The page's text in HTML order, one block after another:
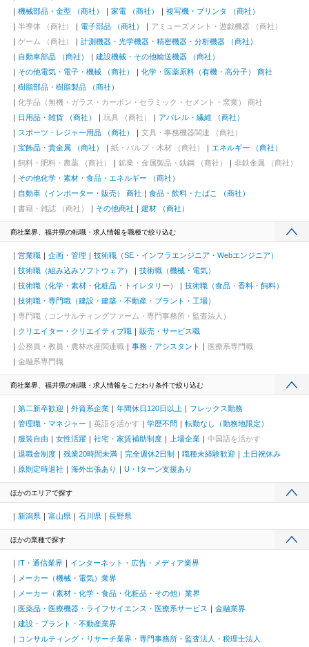
機械部品・金型 （商社）
家電 （商社）
複写機・プリンタ （商社）
半導体 （商社）
電子部品 （商社）
アミューズメント・遊戯機器 （商社）
ゲーム （商社）
計測機器・光学機器・精密機器・分析機器 （商社）
自動車部品 （商社）
建設機械・その他輸送機器 （商社）
その他電気・電子・機械 （商社）
化学・医薬原料（有機・高分子） 商社
樹脂部品・樹脂製品 （商社）
化学品（無機・ガラス・カーボン・セラミック・セメント・窯業） 商社
日用品・雑貨 （商社）
玩具 （商社）
アパレル・繊維 （商社）
スポーツ・レジャー用品 （商社）
文具・事務機器関連 （商社）
宝飾品・貴金属 （商社）
紙・パルプ・木材 （商社）
エネルギー （商社）
飼料・肥料・農薬 （商社）
鉱業・金属製品・鉄鋼 （商社）
非鉄金属 （商社）
その他化学・素材・食品・エネルギー （商社）
自動車（インポーター・販売） 商社
食品・飲料・たばこ （商社）
書籍・雑誌 （商社）
その他商社 建材 （商社）
商社業界、福井県の転職・求人情報を職種で絞り込む
営業職 企画・管理
技術職（SE・インフラエンジニア・Webエンジニア）
技術職（組み込みソフトウェア）
技術職（機械・電気）
技術職（化学・素材・化粧品・トイレタリー）
技術職（食品・香料・飼料）
技術職・専門職（建設・建築・不動産・プラント・工場）
専門職（コンサルティングファーム・専門事務所・監査法人）
クリエイター・クリエイティブ職
販売・サービス職
公務員・教員・農林水産関連職
事務・アシスタント
医療系専門職
金融系専門職
商社業界、福井県の転職・求人情報をこだわり条件で絞り込む
第二新卒歓迎 外資系企業 年間休日120日以上
フレックス勤務
管理職・マネジャー
英語を活かす 学歴不問
転勤なし（勤務地限定）
服装自由
女性活躍 社宅・家賃補助制度 上場企業
中国語を活かす
退職金制度
残業20時間未満 完全週休2日制 職種未経験歓迎
土日祝休み
原則定時退社
海外出張あり U・Iターン支援あり
ほかのエリアで探す
新潟県 富山県 石川県 長野県
ほかの業種で探す
IT・通信業界
インターネット・広告・メディア業界
メーカー（機械・電気）業界
メーカー（素材・化学・食品・化粧品・その他）業界
医薬品・医療機器・ライフサイエンス・医療系サービス
金融業界
建設・プラント・不動産業界
コンサルティング・リサーチ業界・専門事務所・監査法人・税理士法人